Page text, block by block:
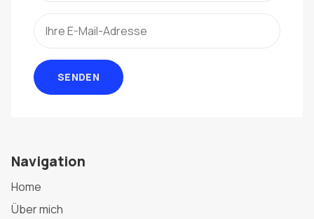
SENDEN
Navigation
Home
Über mich